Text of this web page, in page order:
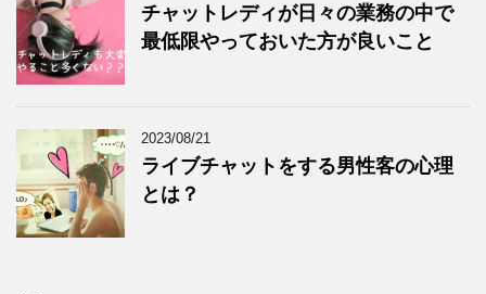
チャットレディが日々の業務の中で
最低限やっておいた方が良いこと
2023/08/21
ライブチャットをする男性客の心理
とは？